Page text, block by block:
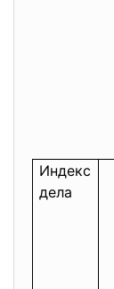
Индекс
дела